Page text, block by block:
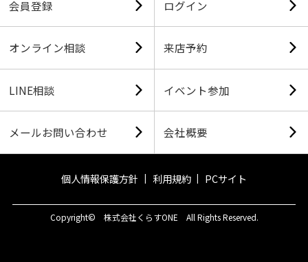
会員登録 ログイン
オンライン相談 来店予約
LINE相談 イベント参加
メールお問い合わせ 会社概要
個人情報保護方針 利用規約 PCサイト
Copyright© 株式会社くらすONE All Rights Reserved.